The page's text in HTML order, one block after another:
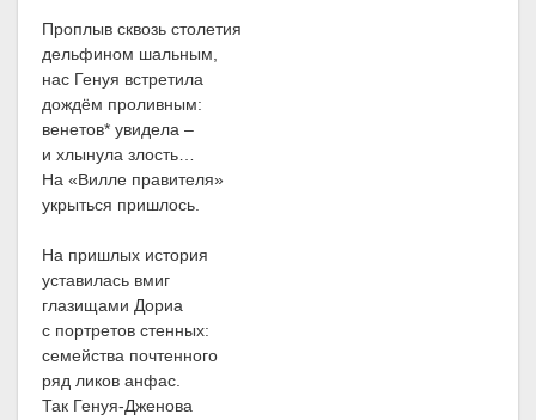
Проплыв сквозь столетия
дельфином шальным,
нас Генуя встретила
дождём проливным:
венетов* увидела –
и хлынула злость…
На «Вилле правителя»
укрыться пришлось.
На пришлых история
уставилась вмиг
глазищами Дориа
с портретов стенных:
семейства почтенного
ряд ликов анфас.
Так Генуя-Дженова